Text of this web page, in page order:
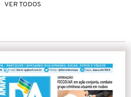
VER TODOS